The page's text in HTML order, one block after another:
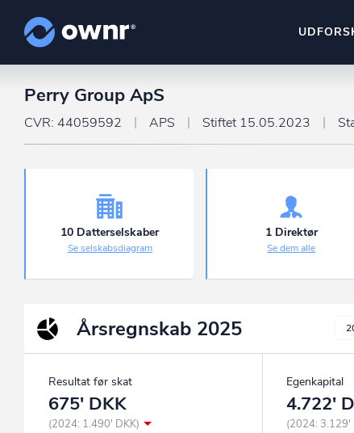
Hold dig opdateret og
ownr Pipeline
Identificer salgsklare
Perry Group ApS
CVR: 44059592 APS Stiftet 15.05.2023
10 Datterselskaber
Se selskabsdiagram
1 Direktør
Se dem alle
Årsregnskab 2025
Resultat før skat
675' DKK
(2024: 1.490' DKK)
Egenkapital
4.722'
(2024: 3.129'